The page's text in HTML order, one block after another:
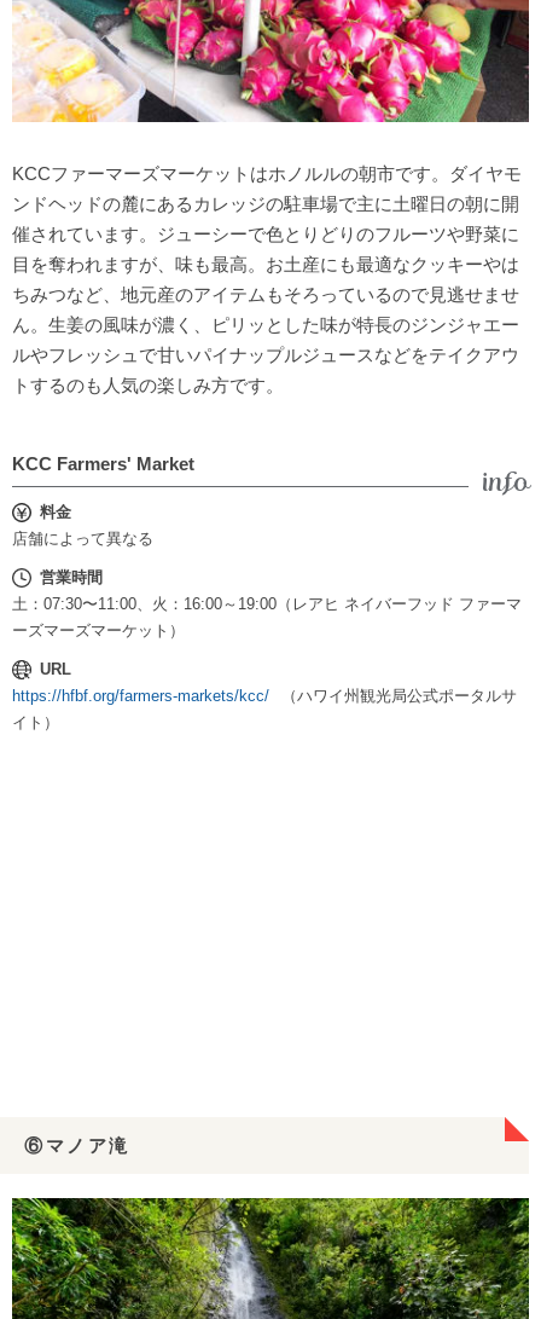
KCCファーマーズマーケットはホノルルの朝市です。ダイヤモ
ンドヘッドの麓にあるカレッジの駐車場で主に土曜日の朝に開
催されています。ジューシーで色とりどりのフルーツや野菜に
目を奪われますが、味も最高。お土産にも最適なクッキーやは
ちみつなど、地元産のアイテムもそろっているので見逃せませ
ん。生姜の風味が濃く、ピリッとした味が特長のジンジャエー
ルやフレッシュで甘いパイナップルジュースなどをテイクアウ
トするのも人気の楽しみ方です。
KCC Farmers' Market
料金
店舗によって異なる
営業時間
土：07:30〜11:00、火：16:00～19:00（レアヒ ネイバーフッド ファーマ
ーズマーズマーケット）
URL
https://hfbf.org/farmers-markets/kcc/
（ハワイ州観光局公式ポータルサ
イト）
⑥マノア滝